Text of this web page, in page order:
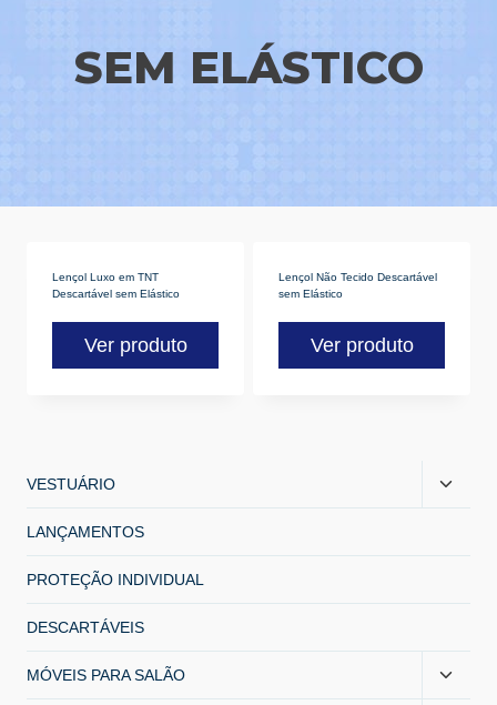
SEM ELÁSTICO
Lençol Luxo em TNT
Descartável sem Elástico
Ver produto
Lençol Não Tecido Descartável
sem Elástico
Ver produto
VESTUÁRIO
LANÇAMENTOS
PROTEÇÃO INDIVIDUAL
DESCARTÁVEIS
MÓVEIS PARA SALÃO